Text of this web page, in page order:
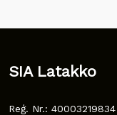
SIA Latakko
Reģ. Nr.: 40003219834